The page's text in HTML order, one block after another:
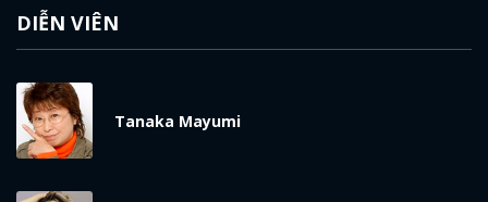
DIỄN VIÊN
Tanaka Mayumi